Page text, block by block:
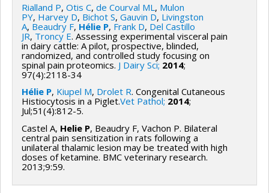
Rialland P, Otis C, de Courval ML , Mulon
PY, Harvey D, Bichot S, Gauvin D, Livingston
A, Beaudry F, Hélie P, Frank D, Del Castillo
JR, Troncy E. Assessing experimental visceral pain
in dairy cattle: A pilot, prospective, blinded,
randomized, and controlled study focusing on
spinal pain proteomics. J Dairy Sci; 2014;
97(4):2118-34
Hélie P, Kiupel M, Drolet R. Congenital Cutaneous
Histiocytosis in a Piglet.Vet Pathol; 2014;
Jul;51(4):812-5.
Castel A, Helie P, Beaudry F, Vachon P. Bilateral
central pain sensitization in rats following a
unilateral thalamic lesion may be treated with high
doses of ketamine. BMC veterinary research.
2013;9:59.